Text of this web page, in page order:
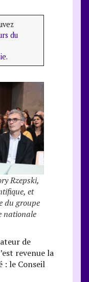
du
.
Rzepski,
et
du groupe
nationale
de
revenue la
: le Conseil